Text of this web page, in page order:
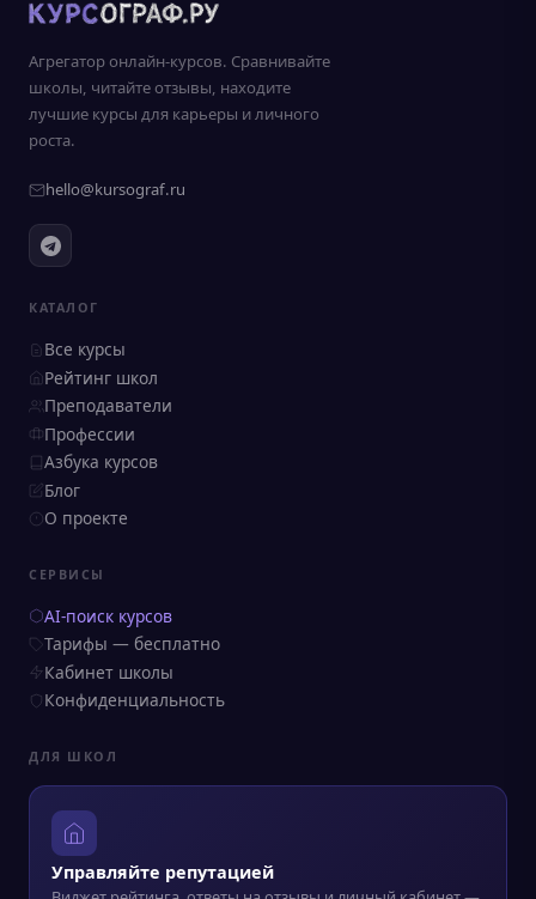
Агрегатор онлайн-курсов. Сравнивайте
школы, читайте отзывы, находите
лучшие курсы для карьеры и личного
роста.
hello@kursograf.ru
КАТАЛОГ
Все курсы
Рейтинг школ
Преподаватели
Профессии
Азбука курсов
Блог
О проекте
СЕРВИСЫ
AI-поиск курсов
Тарифы — бесплатно
Кабинет школы
Конфиденциальность
ДЛЯ ШКОЛ
Управляйте репутацией